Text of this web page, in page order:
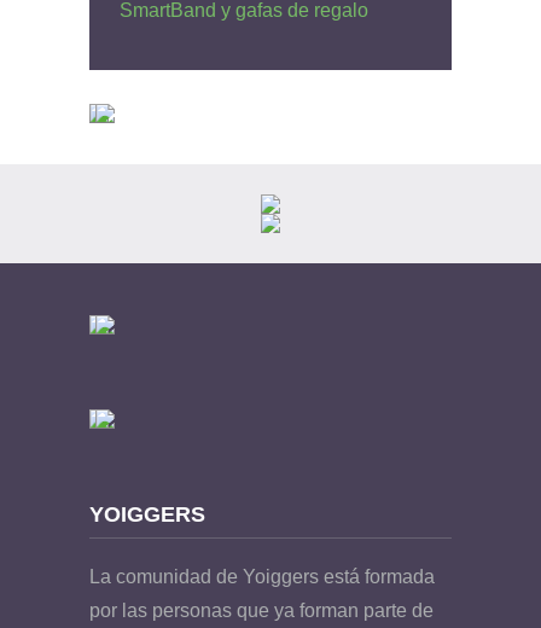
SmartBand y gafas de regalo
YOIGGERS
La comunidad de Yoiggers está formada
por las personas que ya forman parte de